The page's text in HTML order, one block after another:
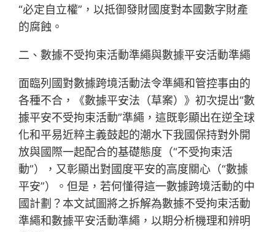
“必定自立權”，以抵御發財國度對本國數字財產
的腐蝕。
二、數據不受拘束活動準繩與數據平安活動準繩
面臨列國對數據跨境活動法令準繩和管控事由的
各種不合，《數據平安法（草案）》初次提出“數
據平安不受拘束活動”準繩，這既彰顯出在逆全球
化和平易近粹主義鼓起的潮水下我國保持對外開
放與國際一起配合的基礎態度（“不受拘束活
動”），又彰顯出對國度平安的高度關心（“數據
平安”）。但是，若何懂得這一數據跨境活動的中
國計劃？本文試圖將之拆解為數據不受拘束活動
準繩和數據平安活動準繩，以期分析機理和辨明